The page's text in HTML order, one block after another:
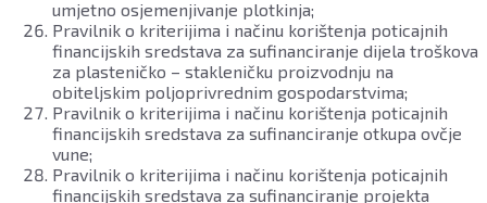
umjetno osjemenjivanje plotkinja;
Pravilnik o kriterijima i načinu korištenja poticajnih
financijskih sredstava za sufinanciranje dijela troškova
za plasteničko – stakleničku proizvodnju na
obiteljskim poljoprivrednim gospodarstvima;
Pravilnik o kriterijima i načinu korištenja poticajnih
financijskih sredstava za sufinanciranje otkupa ovčje
vune;
Pravilnik o kriterijima i načinu korištenja poticajnih
financijskih sredstava za sufinanciranje projekta